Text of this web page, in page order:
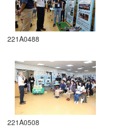
221A0488
221A0508